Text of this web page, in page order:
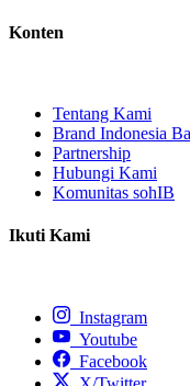
Konten
Tentang Kami
Brand Indonesia
Partnership
Hubungi Kami
Komunitas sohIB
Ikuti Kami
Instagram
Youtube
Facebook